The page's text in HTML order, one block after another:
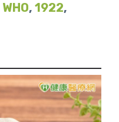
WHO, 1922,